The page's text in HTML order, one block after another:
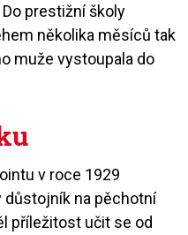
prestižní školy
několika měsíců tak
muže vystoupala do
v roce 1929
důstojník na pěchotní
příležitost učit se od